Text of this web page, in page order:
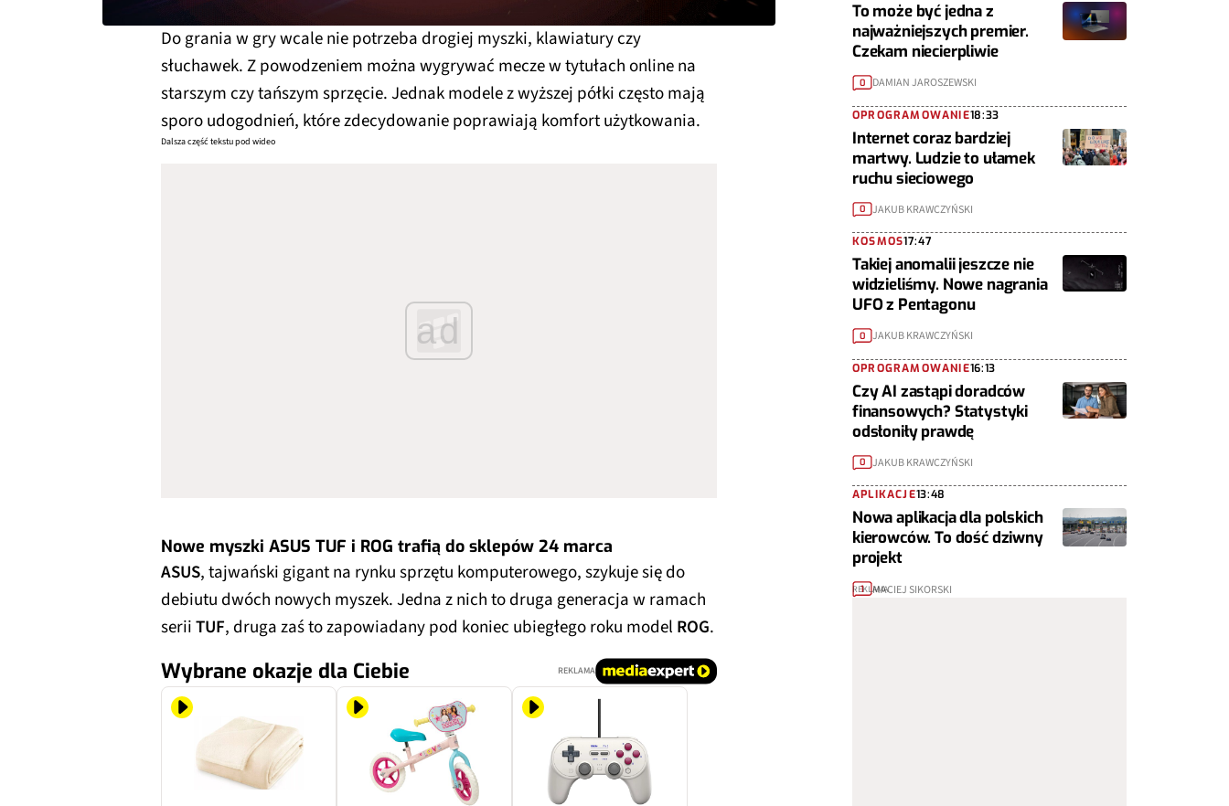
Do grania w gry wcale nie potrzeba drogiej myszki, klawiatury czy
słuchawek. Z powodzeniem można wygrywać mecze w tytułach online na
starszym czy tańszym sprzęcie. Jednak modele z wyższej półki często mają
sporo udogodnień, które zdecydowanie poprawiają komfort użytkowania.
Dalsza część tekstu pod wideo
ad
Nowe myszki ASUS TUF i ROG trafią do sklepów 24 marca
ASUS, tajwański gigant na rynku sprzętu komputerowego, szykuje się do
debiutu dwóch nowych myszek. Jedna z nich to druga generacja w ramach
seriiTUF, druga zaś to zapowiadany pod koniec ubiegłego roku model ROG.
Wybrane okazje dla Ciebie REKLAMA
To może być jedna z
najważniejszych premier.
Czekam niecierpliwie
0 DAMIAN JAROSZEWSKI
OPROGRAMOWANIE18:33
Internet coraz bardziej
martwy. Ludzie to ułamek
ruchu sieciowego
0 JAKUB KRAWCZYŃSKI
KOSMOS17:47
Takiej anomalii jeszcze nie
widzieliśmy. Nowe nagrania
UFO z Pentagonu
0 JAKUB KRAWCZYŃSKI
OPROGRAMOWANIE16:13
Czy AI zastąpi doradców
finansowych? Statystyki
odsłoniły prawdę
0 JAKUB KRAWCZYŃSKI
APLIKACJE13:48
Nowa aplikacja dla polskich
kierowców. To dość dziwny
projekt
1 MACIEJ SIKORSKI